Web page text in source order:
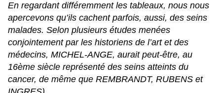
En regardant différemment les tableaux, nous nous
apercevons qu’ils cachent parfois, aussi, des seins
malades. Selon plusieurs études menées
conjointement par les historiens de l’art et des
médecins, MICHEL-ANGE, aurait peut-être, au
16ème siècle représenté des seins atteints du
cancer, de même que REMBRANDT, RUBENS et